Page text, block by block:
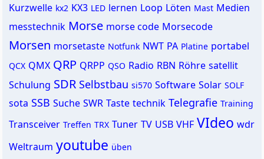
Kurzwelle kx2 KX3 LED lernen Loop Löten Mast Medien
messtechnik Morse morse code Morsecode
Morsen morsetaste Notfunk NWT PA Platine portabel
QCX QMX QRP QRPP QSO Radio RBN Röhre satellit
Schulung SDR Selbstbau si570 Software Solar SOLF
sota SSB Suche SWR Taste technik Telegrafie Training
Transceiver Treffen TRX Tuner TV USB VHF VIdeo wdr
Weltraum youtube üben